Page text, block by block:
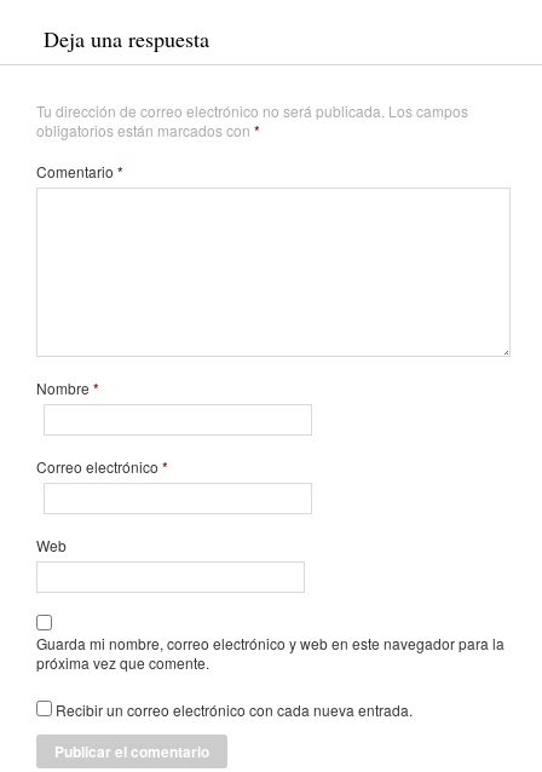
Deja una respuesta
Tu dirección de correo electrónico no será publicada. Los campos
obligatorios están marcados con *
Comentario *
Nombre *
Correo electrónico *
Web
Guarda mi nombre, correo electrónico y web en este navegador para la
próxima vez que comente.
Recibir un correo electrónico con cada nueva entrada.